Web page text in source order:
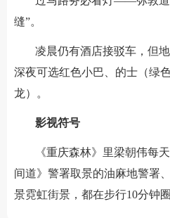
缝”。
凌晨仍有酒店接驳车，但地
深夜可选红色小巴、的士（绿
龙）。
影视符号
《重庆森林》里梁朝伟每
间道》警署取景的油麻地警署
景霓虹街景，都在步行10分钟圈